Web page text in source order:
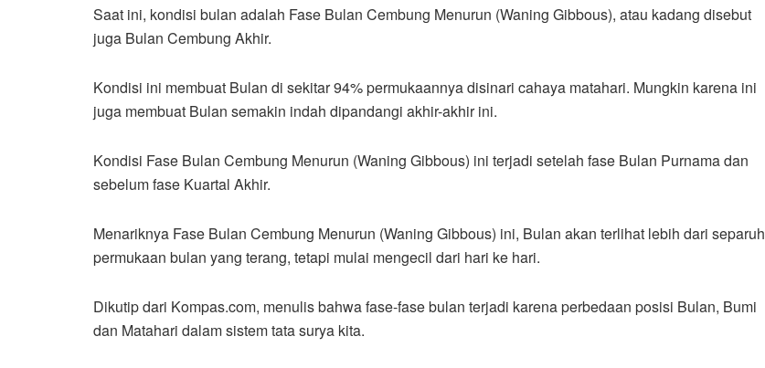
Saat ini, kondisi bulan adalah Fase Bulan Cembung Menurun (Waning Gibbous), atau kadang disebut
juga Bulan Cembung Akhir.
Kondisi ini membuat Bulan di sekitar 94% permukaannya disinari cahaya matahari. Mungkin karena ini
juga membuat Bulan semakin indah dipandangi akhir-akhir ini.
Kondisi Fase Bulan Cembung Menurun (Waning Gibbous) ini terjadi setelah fase Bulan Purnama dan
sebelum fase Kuartal Akhir.
Menariknya Fase Bulan Cembung Menurun (Waning Gibbous) ini, Bulan akan terlihat lebih dari separuh
permukaan bulan yang terang, tetapi mulai mengecil dari hari ke hari.
Dikutip dari Kompas.com, menulis bahwa fase-fase bulan terjadi karena perbedaan posisi Bulan, Bumi
dan Matahari dalam sistem tata surya kita.